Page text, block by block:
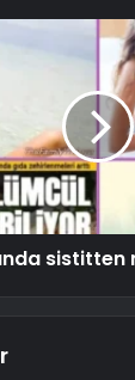
sistitten